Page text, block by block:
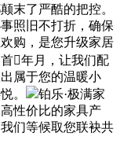
末了严酷的把控。
照旧不打折，确保
购，是您升级家居
年月，让我们配
属于您的温暖小
。
铂乐·极满家
性价比的家具产
们等候取您联袂共